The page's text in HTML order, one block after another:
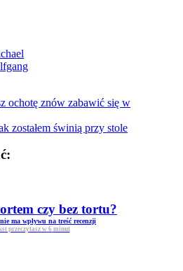
ochotę znów zabawić się w
zostałem świnią przy stole
czy bez tortu?
ma wpływu na treść recenzji
przeczytasz w 6 minut